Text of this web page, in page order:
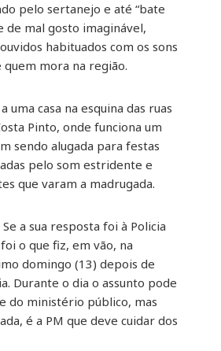
pelo sertanejo e até “bate
de mal gosto imaginável,
habituados com os sons
quem mora na região.
uma casa na esquina das ruas
Pinto, onde funciona um
sendo alugada para festas
pelo som estridente e
que varam a madrugada.
a sua resposta foi à Policia
o que fiz, em vão, na
domingo (13) depois de
Durante o dia o assunto pode
do ministério público, mas
é a PM que deve cuidar dos